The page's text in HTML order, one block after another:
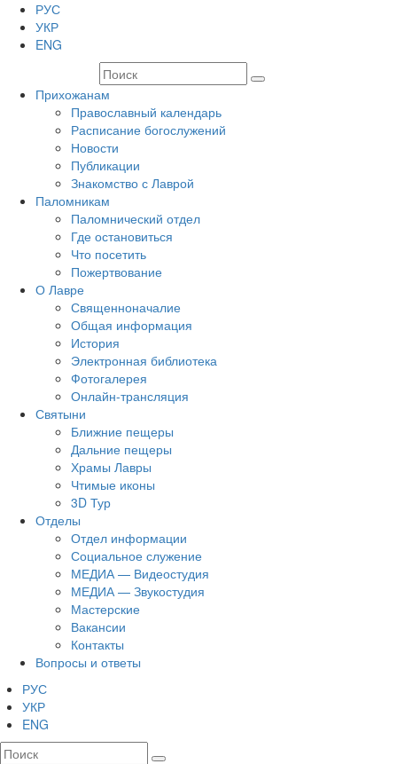
РУС
УКР
ENG
Прихожанам
Православный календарь
Расписание богослужений
Новости
Публикации
Знакомство с Лаврой
Паломникам
Паломнический отдел
Где остановиться
Что посетить
Пожертвование
О Лавре
Священноначалие
Общая информация
История
Электронная библиотека
Фотогалерея
Онлайн-трансляция
Святыни
Ближние пещеры
Дальние пещеры
Храмы Лавры
Чтимые иконы
3D Тур
Отделы
Отдел информации
Социальное служение
МЕДИА — Видеостудия
МЕДИА — Звукостудия
Мастерские
Вакансии
Контакты
Вопросы и ответы
РУС
УКР
ENG